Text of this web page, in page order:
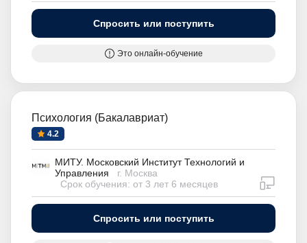
Спросить или поступить
Это онлайн-обучение
Психология (Бакалавриат)
4.2
МИТУ. Московский Институт Технологий и
Управления
г. Москва
Срок обучения: от 3 лет 6 месяцев
Спросить или поступить